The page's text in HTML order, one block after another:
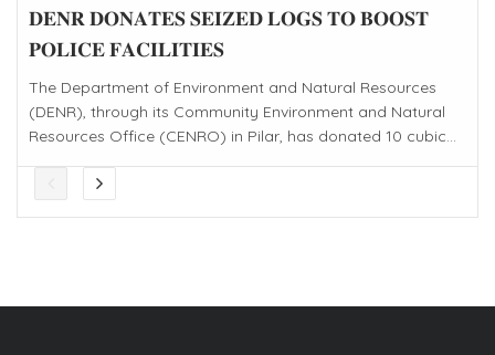
𝐃𝐄𝐍𝐑 𝐃𝐎𝐍𝐀𝐓𝐄𝐒 𝐒𝐄𝐈𝐙𝐄𝐃 𝐋𝐎𝐆𝐒 𝐓𝐎 𝐁𝐎𝐎𝐒𝐓
𝐏𝐎𝐋𝐈𝐂𝐄 𝐅𝐀𝐂𝐈𝐋𝐈𝐓𝐈𝐄𝐒
The Department of Environment and Natural Resources
(DENR), through its Community Environment and Natural
Resources Office (CENRO) in Pilar, has donated 10 cubic...